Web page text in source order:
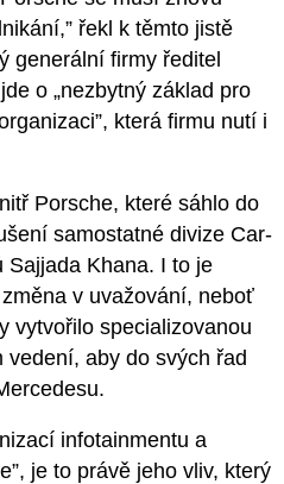
řekl k těmto jistě
generální firmy ředitel
o „nezbytný základ pro
která firmu nutí i
Porsche, které sáhlo do
samostatné divize Car-
Sajjada Khana. I to je
v uvažování, neboť
vytvořilo specializovanou
aby do svých řad
infotainmentu a
je to právě jeho vliv, který